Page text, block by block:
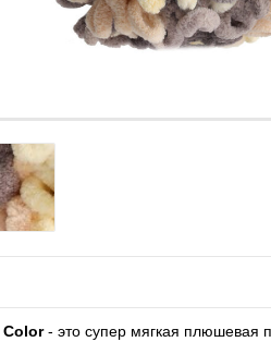
Color- это супер мягкая плюшевая